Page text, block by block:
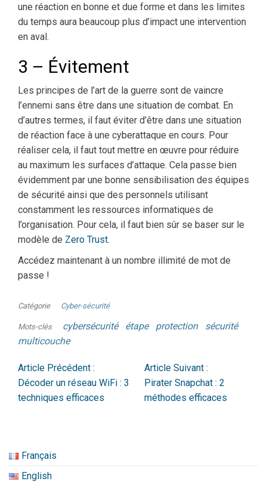
une réaction en bonne et due forme et dans les limites
du temps aura beaucoup plus d’impact une intervention
en aval.
3 – Évitement
Les principes de l’art de la guerre sont de vaincre
l’ennemi sans être dans une situation de combat. En
d’autres termes, il faut éviter d’être dans une situation
de réaction face à une cyberattaque en cours. Pour
réaliser cela, il faut tout mettre en œuvre pour réduire
au maximum les surfaces d’attaque. Cela passe bien
évidemment par une bonne sensibilisation des équipes
de sécurité ainsi que des personnels utilisant
constamment les ressources informatiques de
l’organisation. Pour cela, il faut bien sûr se baser sur le
modèle de Zero Trust.
Accédez maintenant à un nombre illimité de mot de
passe !
Catégorie Cyber-sécurité
Mots-clés cybersécurité étape protection
sécurité
multicouche
Article Précédent :
Décoder un réseau WiFi : 3
techniques efficaces
Article Suivant :
Pirater Snapchat : 2
méthodes efficaces
Français
English